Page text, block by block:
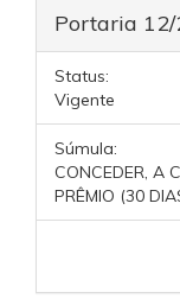
Portaria
Status:
Vigente
Súmula:
CONCEDER, A
PRÊMIO (30